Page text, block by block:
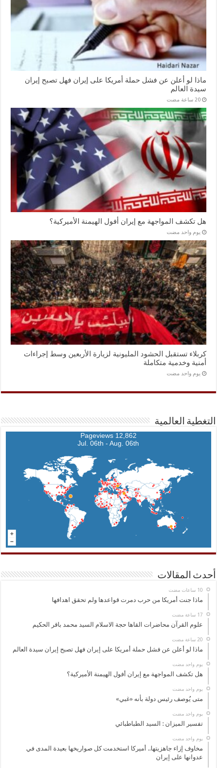
ماذا لو أعلن عن فشل حملة أمريكا على إيران فهل تصبح إيران
سيدة العالم
‏20 ساعة مضت
هل تكشف المواجهة مع إيران أفول الهيمنة الأميركية؟
‏يوم واحد مضت
كربلاء تستقبل الحشود المليونية لزيارة الأربعين وسط إجراءات
أمنية وخدمية متكاملة
‏يوم واحد مضت
التغطية العالمية
12,862 Pageviews
Jul. 06th - Aug. 06th
أحدث المقالات
ماذا جنت أمريكا من حرب دمرت قواعدها ولم تحقق اهدافها
علوم القرآن محاضرات القاها حجة الاسلام السيد محمد باقر الحكيم
ماذا لو أعلن عن فشل حملة أمريكا على إيران فهل تصبح إيران سيدة العالم
‏يوم واحد مضت
هل تكشف المواجهة مع إيران أفول الهيمنة الأميركية؟
‏يوم واحد مضت
متى يُوصف رئيس دولة بأنه «غبي»
‏يوم واحد مضت
تفسير الميزان : السيد الطباطبائي
‏يوم واحد مضت
مخاوف إزاء جاهزيتها.. أميركا استخدمت كل صواريخها بعيدة المدى في
عدوانها على إيران